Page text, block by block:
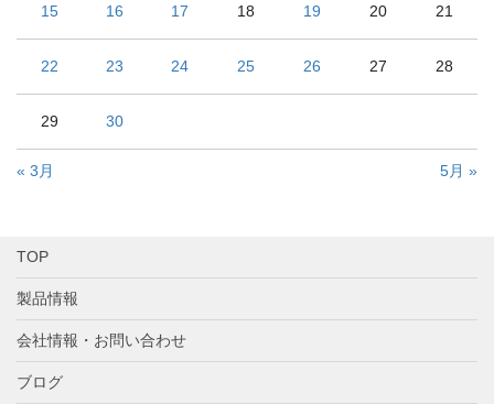
15 16 17 18 19 20 21
22 23 24 25 26 27 28
29 30
« 3月 5月 »
TOP
製品情報
会社情報・お問い合わせ
ブログ